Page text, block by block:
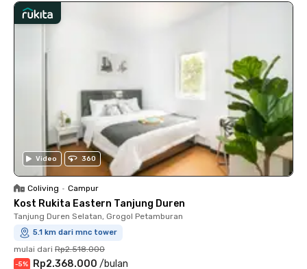
Video 360
Coliving • Campur
Kost Rukita Eastern Tanjung Duren
Tanjung Duren Selatan, Grogol Petamburan
5.1 km dari mnc tower
mulai dari Rp2.518.000
-5% Rp2.368.000 /bulan